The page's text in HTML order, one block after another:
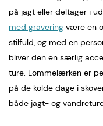
på jagt eller deltager i
med gravering være en
stilfuld, og med en
bliver den en særlig
ture. Lommelærken er
på de kolde dage i
både jagt- og